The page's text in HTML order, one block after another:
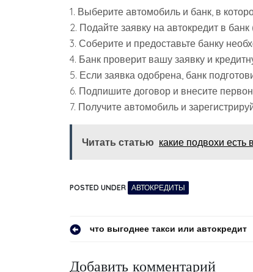
1. Выберите автомобиль и банк, в
2. Подайте заявку на автокредит в
3. Соберите и предоставьте банку
4. Банк проверит вашу заявку и
5. Если заявка одобрена, банк
6. Подпишите договор и внесите
7. Получите автомобиль и
Читать статью какие подвохи есть
POSTED UNDER АВТОКРЕДИТЫ
Навигация
по
что выгоднее такси или автокредит
Добавить комментарий